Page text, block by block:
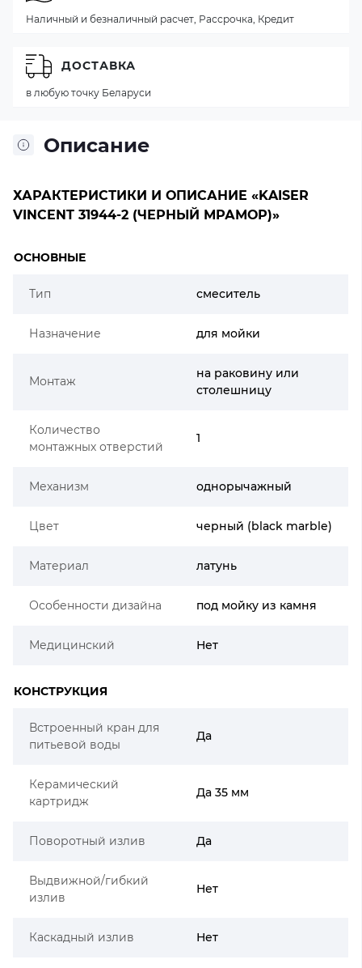
Описание
ХАРАКТЕРИСТИКИ И ОПИСАНИЕ «KAISER
VINCENT 31944-2 (ЧЕРНЫЙ МРАМОР)»
ОСНОВНЫЕ
Тип смеситель
Назначение для мойки
Монтаж
на раковину или
столешницу
Количество
монтажных отверстий
1
Механизм однорычажный
Цвет черный (black marble)
Материал латунь
Особенности дизайна под мойку из камня
Медицинский Нет
КОНСТРУКЦИЯ
Встроенный кран для
питьевой воды
Да
Керамический
картридж
Да 35 мм
Поворотный излив Да
Выдвижной/гибкий
излив
Нет
Каскадный излив Нет
Наличный и безналичный расчет, Рассрочка, Кредит
ДОСТАВКА
в любую точку Беларуси